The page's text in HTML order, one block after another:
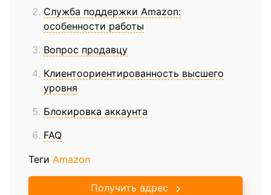
Служба поддержки Amazon:
особенности работы
Вопрос продавцу
Клиентоориентированность высшего
уровня
Блокировка аккаунта
FAQ
Теги Amazon
Получить адрес